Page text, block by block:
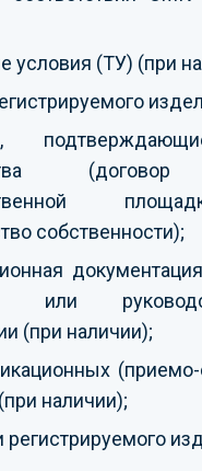
условия (ТУ) (при
собственности);
или
(при наличии);
наличии);
регистрируемого